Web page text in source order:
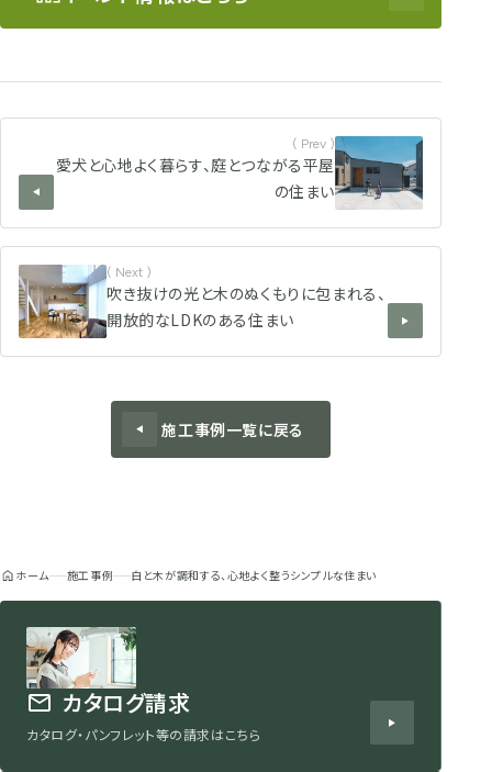
( Prev )
愛犬と心地よく暮らす、庭とつながる平屋
の住まい
( Next )
吹き抜けの光と木のぬくもりに包まれる、
開放的なLDKのある住まい
施工事例一覧に戻る
ホーム 施工事例 白と木が調和する、心地よく整うシンプルな住まい
カタログ請求
カタログ・パンフレット等の請求はこちら